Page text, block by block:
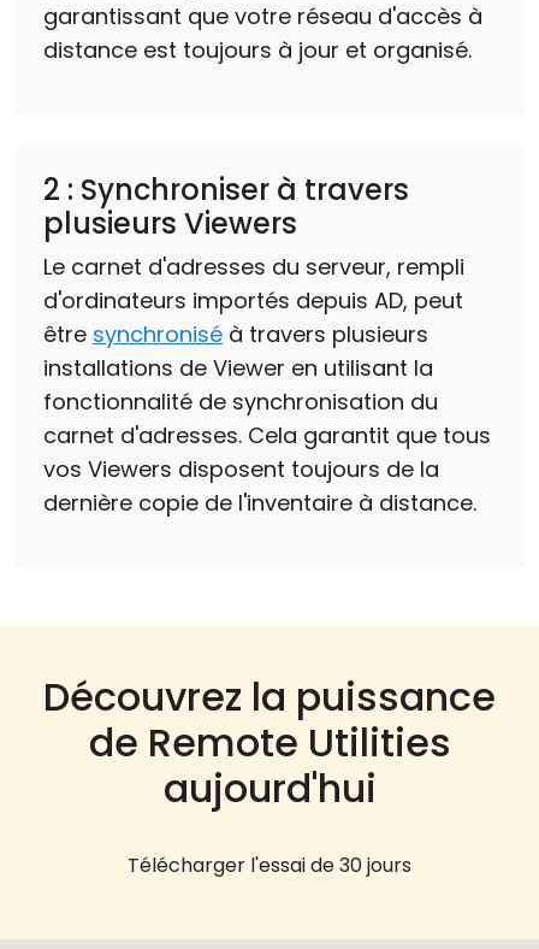
garantissant que votre réseau d'accès à
distance est toujours à jour et organisé.
2 : Synchroniser à travers
plusieurs Viewers
Le carnet d'adresses du serveur, rempli
d'ordinateurs importés depuis AD, peut
être synchronisé à travers plusieurs
installations de Viewer en utilisant la
fonctionnalité de synchronisation du
carnet d'adresses. Cela garantit que tous
vos Viewers disposent toujours de la
dernière copie de l'inventaire à distance.
Découvrez la puissance
de Remote Utilities
aujourd'hui
Télécharger l'essai de 30 jours